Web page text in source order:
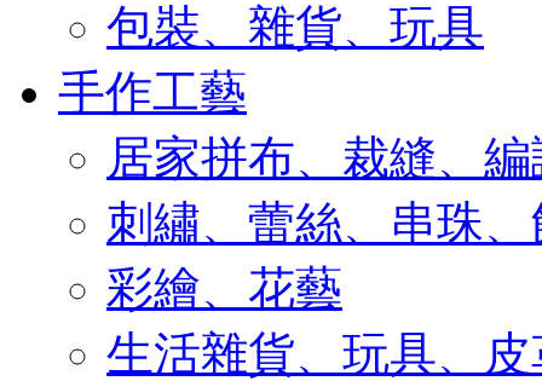
包裝、雜貨、玩具
手作工藝
居家拼布、裁縫、
刺繡、蕾絲、串珠
彩繪、花藝
生活雜貨、玩具、皮